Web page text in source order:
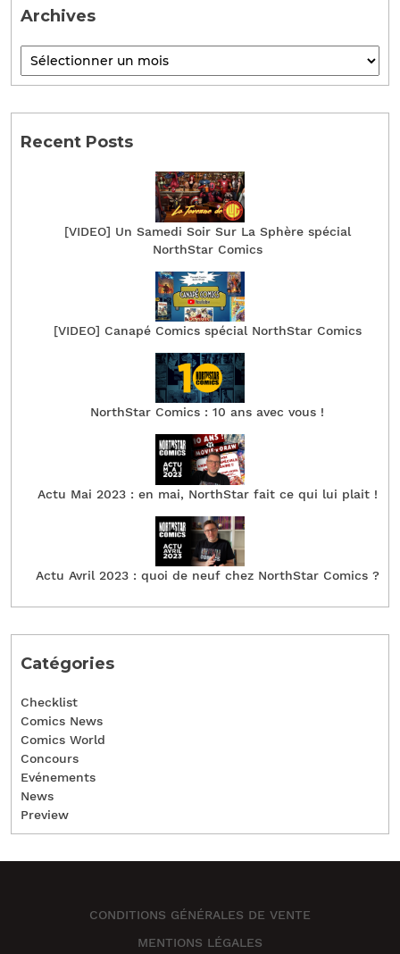
Archives
Recent Posts
[VIDEO] Un Samedi Soir Sur La Sphère spécial
NorthStar Comics
[VIDEO] Canapé Comics spécial NorthStar Comics
NorthStar Comics : 10 ans avec vous !
Actu Mai 2023 : en mai, NorthStar fait ce qui lui plait !
Actu Avril 2023 : quoi de neuf chez NorthStar Comics ?
Catégories
Checklist
Comics News
Comics World
Concours
Evénements
News
Preview
CONDITIONS GÉNÉRALES DE VENTE
MENTIONS LÉGALES